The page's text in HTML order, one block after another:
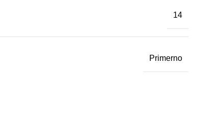
14
Primerno